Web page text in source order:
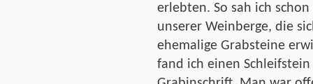
erlebten. So sah ich
unserer Weinberge, die
ehemalige Grabsteine
fand ich einen